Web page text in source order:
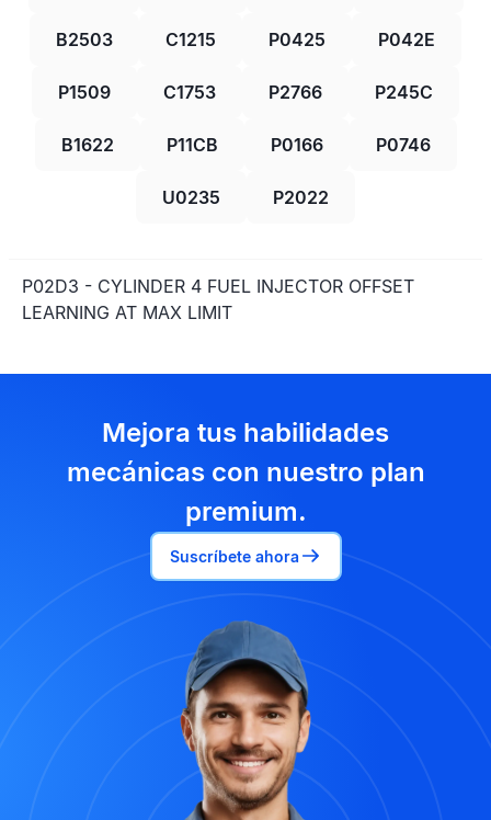
B2503 C1215 P0425 P042E
P1509 C1753 P2766 P245C
B1622 P11CB P0166 P0746
U0235 P2022
P02D3 - CYLINDER 4 FUEL INJECTOR OFFSET
LEARNING AT MAX LIMIT
Mejora tus habilidades
mecánicas con nuestro plan
premium.
Suscríbete ahora